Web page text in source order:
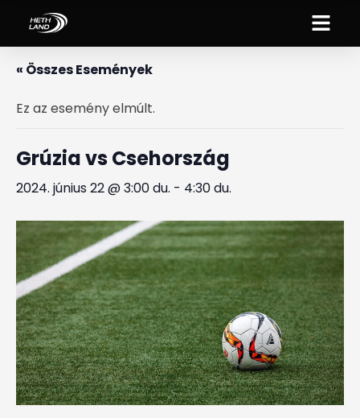
« Összes Események
Ez az esemény elmúlt.
Grúzia vs Csehország
2024. június 22 @ 3:00 du. - 4:30 du.